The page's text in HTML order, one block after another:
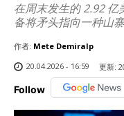
在周末发生的 2.92
备将矛头指向一种山寨
作者: Mete Demiralp
20.04.2026 - 16:59
更新:
Follow